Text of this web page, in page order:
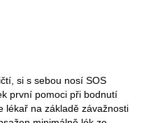
si s sebou nosí SOS
první pomoci při bodnutí
lékař na základě závažnosti